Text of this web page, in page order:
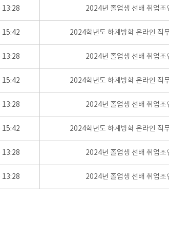
13:28 2024년 졸업생 선배 취업조
15:42 2024학년도 하계방학 온라인 직
13:28 2024년 졸업생 선배 취업조
15:42 2024학년도 하계방학 온라인 직
13:28 2024년 졸업생 선배 취업조
15:42 2024학년도 하계방학 온라인 직
13:28 2024년 졸업생 선배 취업조
13:28 2024년 졸업생 선배 취업조